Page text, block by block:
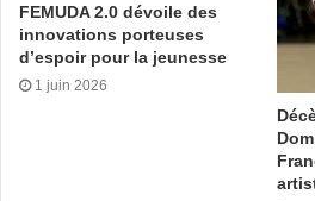
FEMUDA 2.0 dévoile des
innovations porteuses
d’espoir pour la jeunesse
1 juin 2026